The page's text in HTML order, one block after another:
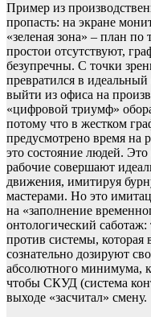
Пример из
пропасть: на экране
«зеленая зона» – план
простои отсутствуют,
безупречны. С точки
превратился в
выйти из офиса на
«цифровой триумф»
потому что в жестком
предусмотрено время на
это состояние людей.
рабочие совершают
движения, имитируя
мастерами. Но это
на «заполнение
онтологический саботаж:
против системы,
сознательно дозируют
абсолютного минимума,
чтобы СКУД (система
выходе «засчитал» смену.